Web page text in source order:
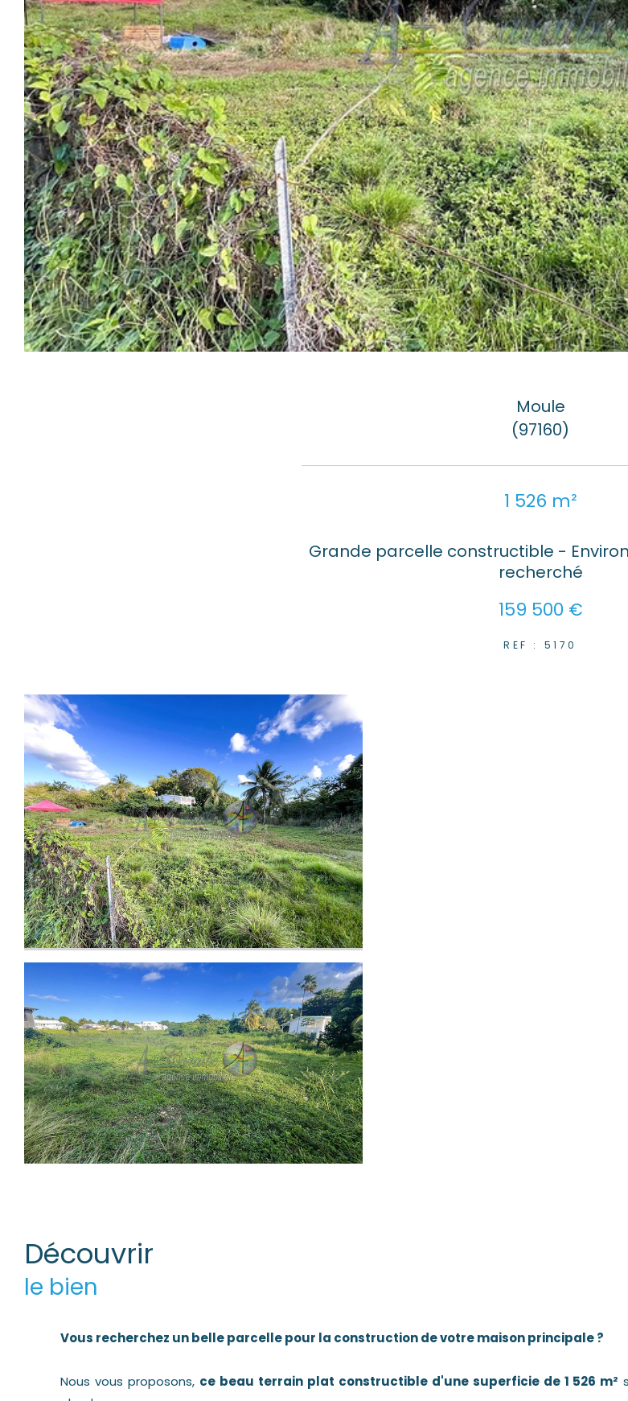
Moule
(97160)
1 526 m²
Grande parcelle constructible -
recherché
159 500 €
REF : 5170
découvrir
le bien
Vous recherchez un belle parcelle pour la construction de votre maison principale ?
Nous vous proposons, ce beau terrain plat constructible d'une superficie de 1 526 m²